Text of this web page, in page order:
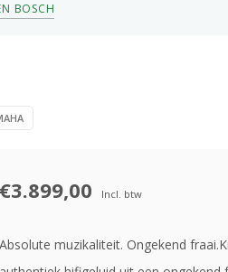
BOSCH
€3.899,00 Incl. btw
Absolute muzikaliteit. Ongekend